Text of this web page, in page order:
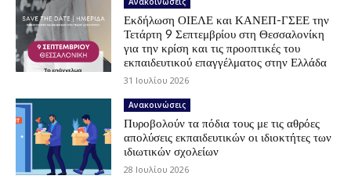
Εκδήλωση ΟΙΕΛΕ και ΚΑΝΕΠ-ΓΣΕΕ την
Τετάρτη 9 Σεπτεμβρίου στη Θεσσαλονίκη
για την κρίση και τις προοπτικές του
εκπαιδευτικού επαγγέλματος στην Ελλάδα
31 Ιουλίου 2026
Ανακοινώσεις
Πυροβολούν τα πόδια τους με τις αθρόες
απολύσεις εκπαιδευτικών οι ιδιοκτήτες των
ιδιωτικών σχολείων
28 Ιουλίου 2026